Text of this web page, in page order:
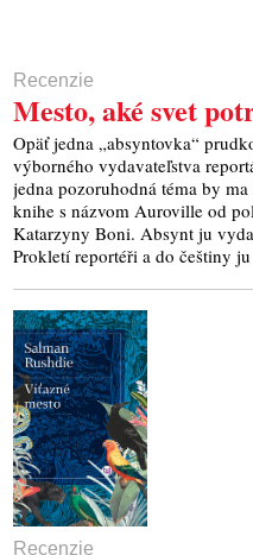
Recenzie
Mesto, aké svet
Opäť jedna „absyntovka“
výborného vydavateľstva
jedna pozoruhodná téma by
knihe s názvom Auroville od
Katarzyny Boni. Absynt ju
Prokletí reportéři a do češtiny
Recenzie